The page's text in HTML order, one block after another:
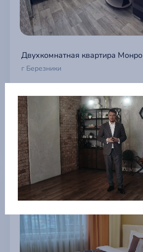
Двухкомнатная квартира Монро
г Березники
2 990 ₽